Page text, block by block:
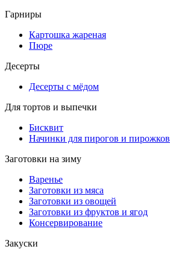
Гарниры
Картошка жареная
Пюре
Десерты
Десерты с мёдом
Для тортов и выпечки
Бисквит
Начинки для пирогов и пирожков
Заготовки на зиму
Варенье
Заготовки из мяса
Заготовки из овощей
Заготовки из фруктов и ягод
Консервирование
Закуски